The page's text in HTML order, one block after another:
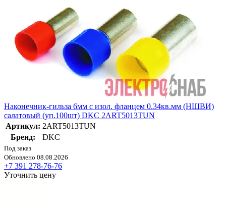
Наконечник-гильза 6мм с изол. фланцем 0.34кв.мм (НШВИ)
салатовый (уп.100шт) DKC 2ART5013TUN
Артикул: 2ART5013TUN
Бренд:
DKC
Под заказ
Обновлено 08.08.2026
+7 391 278-76-76
Уточнить цену